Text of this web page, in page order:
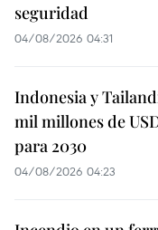
seguridad
04/08/2026 04:31
Indonesia y
mil millones de
para 2030
04/08/2026 04:23